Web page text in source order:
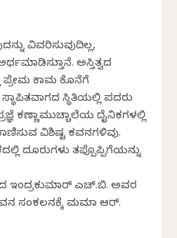
ವಿವರಿಸುವುದಿಲ್ಲ,
ಅಸ್ತಿತ್ವದ
ಪ್ರೇಮ ಕಾಮ ಕೊನೆಗೆ
ಸ್ಥಾಪಿತವಾಗದ ಸ್ಥಿತಿಯಲ್ಲಿ ಪದರು
ಕಣ್ಣಾಮುಚ್ಚಾಲೆಯ ದೈನಿಕಗಳಲ್ಲಿ
ವಿಶಿಷ್ಟ ಕವನಗಳಿವು.
ದೂರುಗಳು ತಪ್ಪೊಪ್ಪಿಗೆಯನ್ನು
ಇಂದ್ರಕುಮಾರ್ ಎಚ್.ಬಿ. ಅವರ
ಸಂಕಲನಕ್ಕೆ ಮಮತಾ ಆರ್.